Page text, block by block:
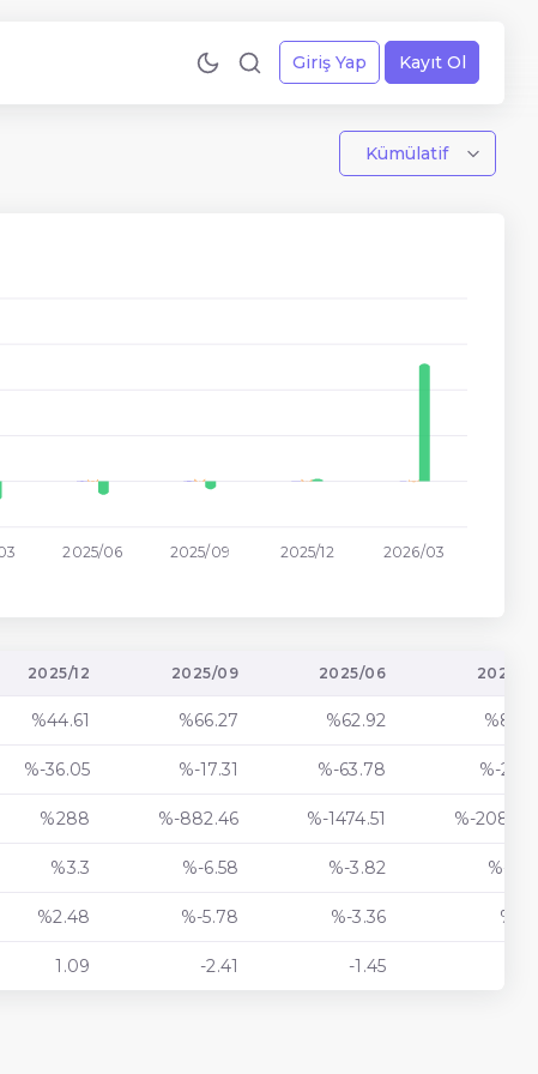
Giriş Yap Kayıt Ol
Kümülatif
2025/06 2025/09 2025/12 2026/03
2025/12 2025/09 2025/06 2025/
%44.61 %66.27 %62.92
%-36.05 %-17.31 %-63.78 %-
%288 %-882.46 %-1474.51 %-
%3.3 %-6.58 %-3.82 %-
%2.48 %-5.78 %-3.36 %-
1.09 -2.41 -1.45